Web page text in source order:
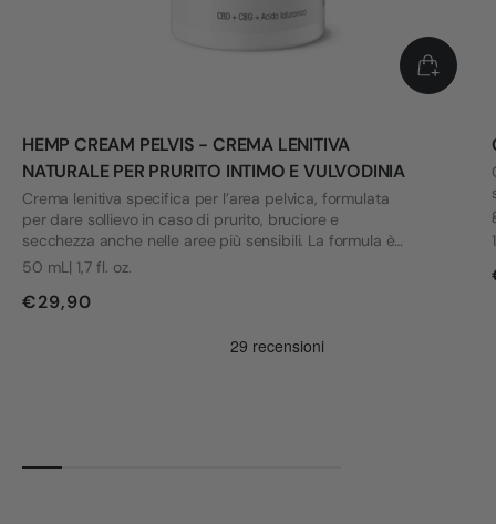
HEMP CREAM PELVIS - CREMA LENITIVA
NATURALE PER PRURITO INTIMO E VULVODINIA
Crema lenitiva specifica per l’area pelvica, formulata
per dare sollievo in caso di prurito, bruciore e
secchezza anche nelle aree più sensibili. La formula è
stata sviluppata tenendo conto delle esigenze di chi
50 mL| 1,7 fl. oz.
€29,90